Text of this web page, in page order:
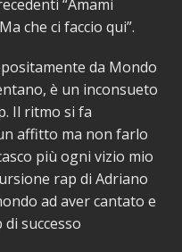
“Amami
che ci faccio qui”.
da Mondo
è un inconsueto
Il ritmo si fa
affitto ma non farlo
più ogni vizio mio
rap di Adriano
ad aver cantato e
successo